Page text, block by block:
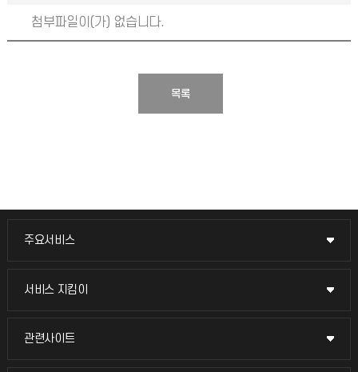
첨부파일이(가) 없습니다.
목록
주요서비스
주요서비스
교무회의방송
서비스 지킴이
서비스 지킴이
묻고 답하기
관련사이트
관련사이트